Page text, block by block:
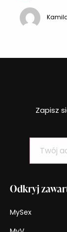
Zarządzanie
Odkryj
MySex
Zapisz